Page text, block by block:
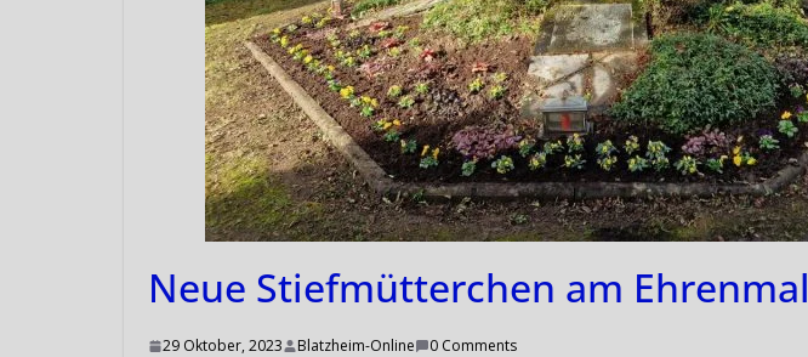
Neue Stiefmütterchen am Ehrenmal
29 Oktober, 2023 Blatzheim-Online 0 Comments